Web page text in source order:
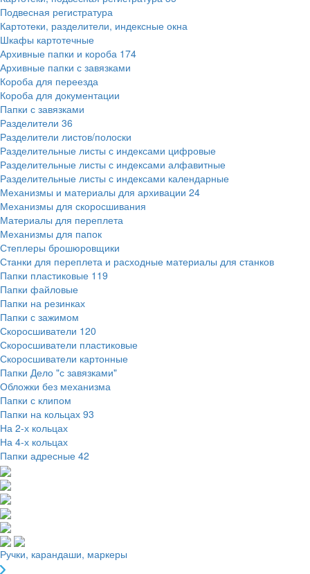
Подвесная регистратура
Картотеки, разделители, индексные окна
Шкафы картотечные
Архивные папки и короба 174
Архивные папки с завязками
Короба для переезда
Короба для документации
Папки с завязками
Разделители 36
Разделители листов/полоски
Разделительные листы с индексами цифровые
Разделительные листы с индексами алфавитные
Разделительные листы с индексами календарные
Механизмы и материалы для архивации 24
Механизмы для скоросшивания
Материалы для переплета
Механизмы для папок
Степлеры брошюровщики
Станки для переплета и расходные материалы для станков
Папки пластиковые 119
Папки файловые
Папки на резинках
Папки с зажимом
Скоросшиватели 120
Скоросшиватели пластиковые
Скоросшиватели картонные
Папки Дело "с завязками"
Обложки без механизма
Папки с клипом
Папки на кольцах 93
На 2-х кольцах
На 4-х кольцах
Папки адресные 42
Ручки, карандаши, маркеры